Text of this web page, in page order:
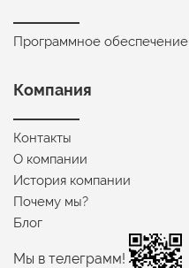
Программное обеспечение
Компания
Контакты
О компании
История компании
Почему мы?
Блог
Мы в телеграмм!